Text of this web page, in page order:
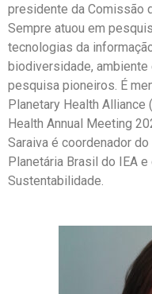
presidente da Comissão
Sempre atuou em
tecnologias da
biodiversidade, ambiente
pesquisa pioneiros. É
Planetary Health
Health Annual Meeting
Saraiva é coordenador
Planetária Brasil do IEA e
Sustentabilidade.